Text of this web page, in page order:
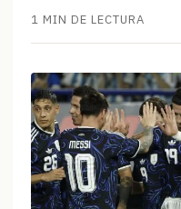
1 MIN DE LECTURA